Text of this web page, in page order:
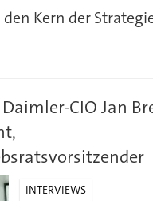
Kern der
CIO Jan
INTERVIEWS